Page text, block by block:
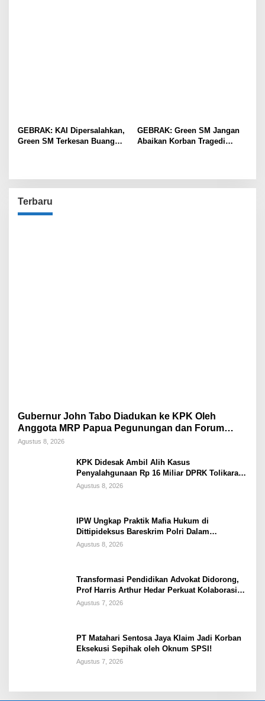
GEBRAK: KAI Dipersalahkan,
Green SM Terkesan Buang
GEBRAK: Green SM Jangan
Abaikan Korban Tragedi
Terbaru
Gubernur John Tabo Diadukan ke KPK Oleh
Anggota MRP Papua Pegunungan dan Forum
Warga Papua
Agustus 8, 2026
KPK Didesak Ambil Alih Kasus
Penyalahgunaan Rp 16 Miliar DPRK Tolikara
Tahun 2017
Agustus 8, 2026
IPW Ungkap Praktik Mafia Hukum di
Dittipideksus Bareskrim Polri Dalam
Penanganan Kasus PT ARA
Agustus 8, 2026
Transformasi Pendidikan Advokat Didorong,
Prof Harris Arthur Hedar Perkuat Kolaborasi
Kampus
Agustus 7, 2026
PT Matahari Sentosa Jaya Klaim Jadi Korban
Eksekusi Sepihak oleh Oknum SPSI!
Agustus 7, 2026